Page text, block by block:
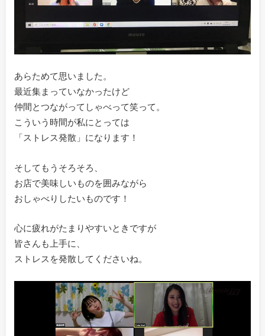
あらためて思いました。
最近集まっていなかったけど
仲間とつながってしゃべって笑って。
こういう時間が私にとっては
「ストレス発散」になります！
そしてもうそろそろ、
お店で美味しいものを囲みながら
おしゃべりしたいものです！
心に疲れがたまりやすいときですが
皆さんも上手に、
ストレスを発散してくださいね。